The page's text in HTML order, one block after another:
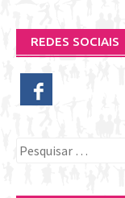
REDES SOCIAIS
Pesquisar